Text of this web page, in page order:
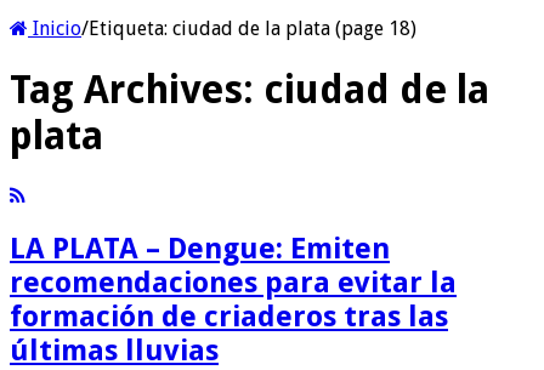
Inicio/Etiqueta: ciudad de la plata (page 18)
Tag Archives: ciudad de la
plata
LA PLATA – Dengue: Emiten
recomendaciones para evitar la
formación de criaderos tras las
últimas lluvias